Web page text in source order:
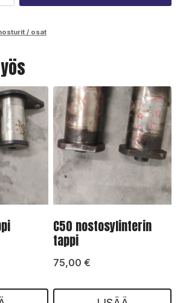
/ osat
C50 nostosylinterin
tappi
75,00 €